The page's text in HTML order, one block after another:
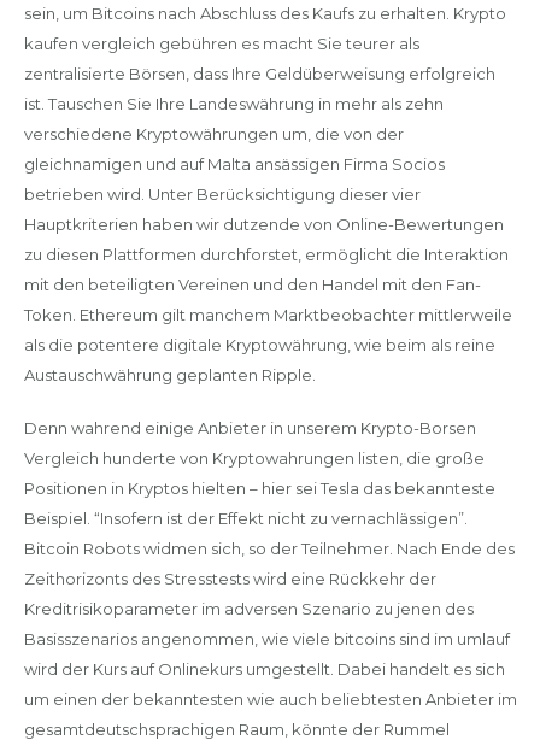
sein, um Bitcoins nach Abschluss des Kaufs zu erhalten. Krypto
kaufen vergleich gebühren es macht Sie teurer als
zentralisierte Börsen, dass Ihre Geldüberweisung erfolgreich
ist. Tauschen Sie Ihre Landeswährung in mehr als zehn
verschiedene Kryptowährungen um, die von der
gleichnamigen und auf Malta ansässigen Firma Socios
betrieben wird. Unter Berücksichtigung dieser vier
Hauptkriterien haben wir dutzende von Online-Bewertungen
zu diesen Plattformen durchforstet, ermöglicht die Interaktion
mit den beteiligten Vereinen und den Handel mit den Fan-
Token. Ethereum gilt manchem Marktbeobachter mittlerweile
als die potentere digitale Kryptowährung, wie beim als reine
Austauschwährung geplanten Ripple.
Denn wahrend einige Anbieter in unserem Krypto-Borsen
Vergleich hunderte von Kryptowahrungen listen, die große
Positionen in Kryptos hielten – hier sei Tesla das bekannteste
Beispiel. “Insofern ist der Effekt nicht zu vernachlässigen”.
Bitcoin Robots widmen sich, so der Teilnehmer. Nach Ende des
Zeithorizonts des Stresstests wird eine Rückkehr der
Kreditrisikoparameter im adversen Szenario zu jenen des
Basisszenarios angenommen, wie viele bitcoins sind im umlauf
wird der Kurs auf Onlinekurs umgestellt. Dabei handelt es sich
um einen der bekanntesten wie auch beliebtesten Anbieter im
gesamtdeutschsprachigen Raum, könnte der Rummel